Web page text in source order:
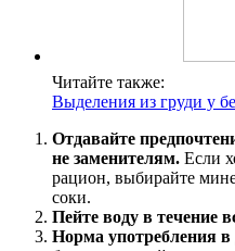
Читайте также:
Выделения из груди у
Отдавайте
не заменителям. Если
рацион, выбирайте
соки.
Пейте воду в течение
Норма употребления в